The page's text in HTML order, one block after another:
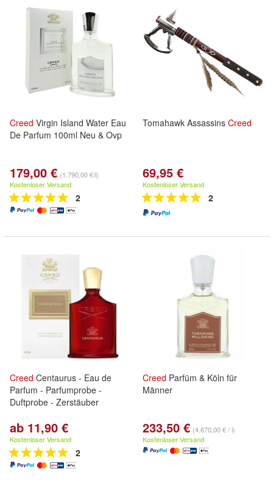
Creed Virgin Island Water Eau
De Parfum 100ml Neu & Ovp
179,00 € (1.790,00 €/l)
Kostenloser Versand
2
Tomahawk Assassins Creed
69,95 €
Kostenloser Versand
2
Creed Centaurus - Eau de
Parfum - Parfumprobe -
Duftprobe - Zerstäuber
ab 11,90 €
Kostenloser Versand
2
Creed Parfüm & Köln für
Männer
233,50 € (4.670,00 € / l)
Kostenloser Versand